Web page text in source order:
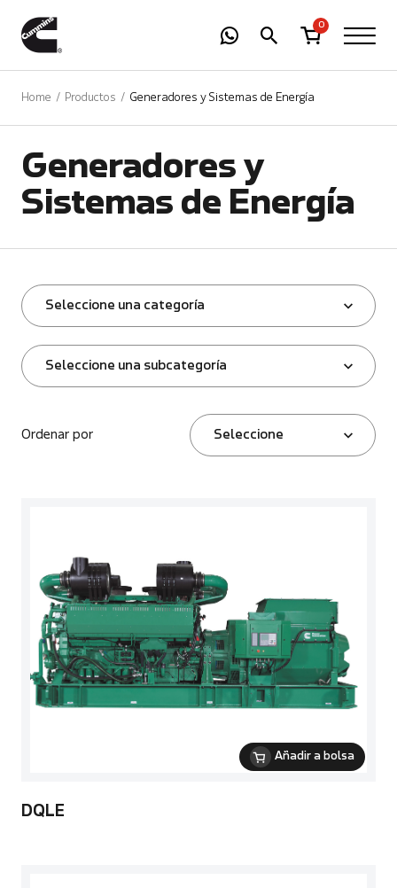
0
Home Productos Generadores y Sistemas de Energía
Generadores y
Sistemas de Energía
Seleccione una categoría
Seleccione una subcategoría
Ordenar por Seleccione
Añadir a bolsa
DQLE